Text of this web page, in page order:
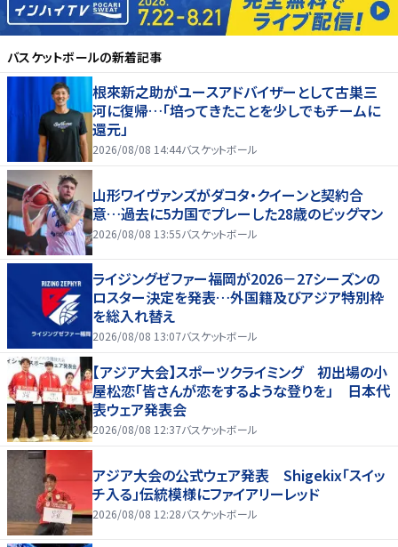
バスケットボールの新着記事
根來新之助がユースアドバイザーとして古巣三
河に復帰…「培ってきたことを少しでもチームに
還元」
2026/08/08 14:44バスケットボール
山形ワイヴァンズがダコタ・クイーンと契約合
意…過去に5カ国でプレーした28歳のビッグマン
2026/08/08 13:55バスケットボール
ライジングゼファー福岡が2026－27シーズンの
ロスター決定を発表…外国籍及びアジア特別枠
を総入れ替え
2026/08/08 13:07バスケットボール
【アジア大会】スポーツクライミング 初出場の小
屋松恋「皆さんが恋をするような登りを」 日本代
表ウェア発表会
2026/08/08 12:37バスケットボール
アジア大会の公式ウェア発表 Shigekix「スイッ
チ入る」伝統模様にファイアリーレッド
2026/08/08 12:28バスケットボール